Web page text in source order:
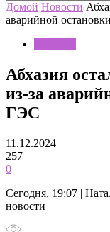
Домой Новости
аварийной
Абхазия
из-за
ГЭС
11.12.2024
257
0
Сегодня, 19:07 |
новости